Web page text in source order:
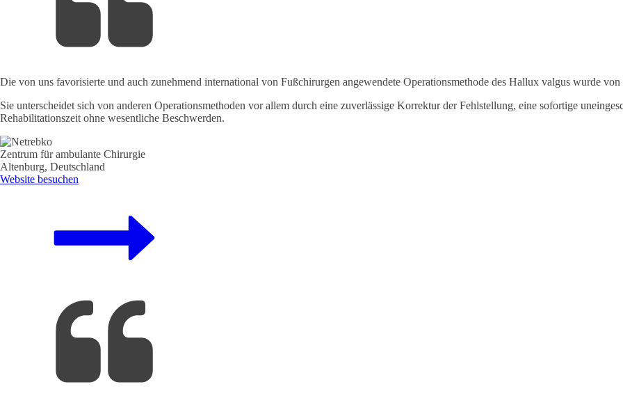
Die von uns favorisierte und auch zunehmend international von Fußchirurgen angewendete Operationsmethode des Hallux valgus wurde
Sie unterscheidet sich von anderen Operationsmethoden vor allem durch eine zuverlässige Korrektur der Fehlstellung, eine sofortige
Rehabilitationszeit ohne wesentliche Beschwerden.
Zentrum für ambulante Chirurgie
Altenburg, Deutschland
Website besuchen